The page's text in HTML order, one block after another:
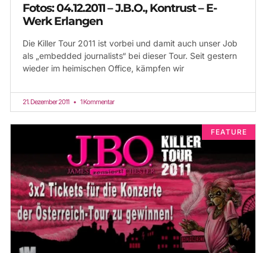
Fotos: 04.12.2011 – J.B.O., Kontrust – E-
Werk Erlangen
Die Killer Tour 2011 ist vorbei und damit auch unser Job
als „embedded journalists“ bei dieser Tour. Seit gestern
wieder im heimischen Office, kämpfen wir
21. Dezember 2011 1 Kommentar
FEATURE